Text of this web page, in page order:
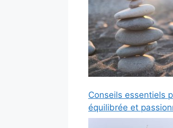
Conseils essentiels
équilibrée et